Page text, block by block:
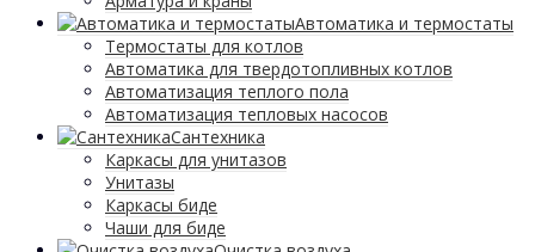
Автоматика и термостаты
Термостаты для котлов
Автоматика для твердотопливных котлов
Автоматизация теплого пола
Автоматизация тепловых насосов
Сантехника
Каркасы для унитазов
Унитазы
Каркасы биде
Чаши для биде